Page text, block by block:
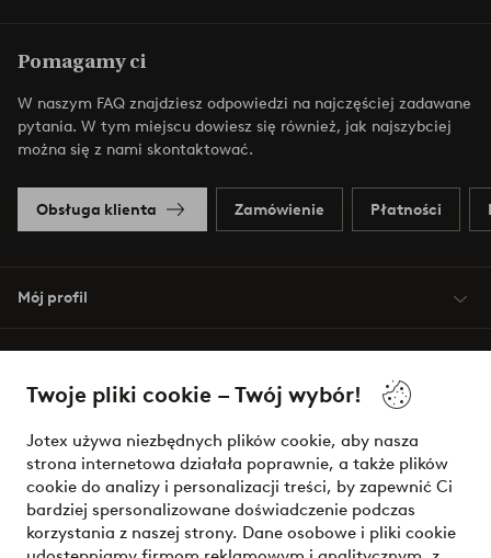
Twoje pliki cookie – Twój wybór!
Jotex używa niezbędnych plików cookie, aby nasza
strona internetowa działała poprawnie, a także plików
cookie do analizy i personalizacji treści, by zapewnić Ci
bardziej spersonalizowane doświadczenie podczas
korzystania z naszej strony. Dane osobowe i pliki cookie
Pomagamy ci
W naszym FAQ znajdziesz odpowiedzi na najczęściej zadawane
pytania. W tym miejscu dowiesz się również, jak najszybciej
można się z nami skontaktować.
Obsługa klienta Zamówienie Płatności
Mój profil
Warunki